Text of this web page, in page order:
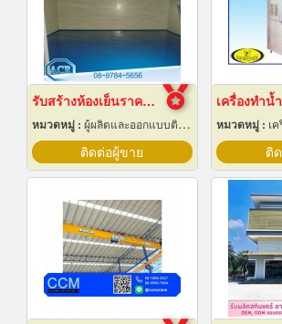
รับสร้างห้องเย็นราคาถูก
หมวดหมู่ : ผู้ผลิตและออกแบบติดตั้งห้องเย็น
ติดต่อผู้ขาย
หมวดหมู่ : เค
ติ